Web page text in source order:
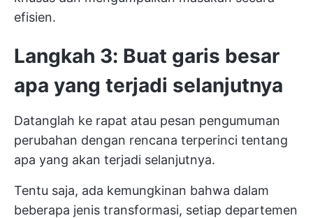
efisien.
Langkah 3: Buat garis besar
apa yang terjadi selanjutnya
Datanglah ke rapat atau pesan pengumuman
perubahan dengan rencana terperinci tentang
apa yang akan terjadi selanjutnya.
Tentu saja, ada kemungkinan bahwa dalam
beberapa jenis transformasi, setiap departemen